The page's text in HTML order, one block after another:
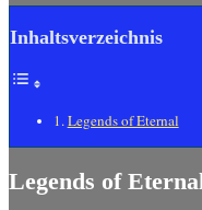
Inhaltsverzeichnis
Legends of Eternal
Legends of